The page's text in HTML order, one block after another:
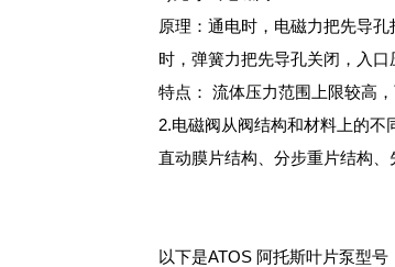
原理：通电时，电磁力把先导
时，弹簧力把先导孔关闭，入
特点： 流体压力范围上限较高
2.电磁阀从阀结构和材料上的不
直动膜片结构、分步重片结构、
以下是ATOS 阿托斯叶片泵型号